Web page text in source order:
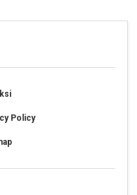
Policy